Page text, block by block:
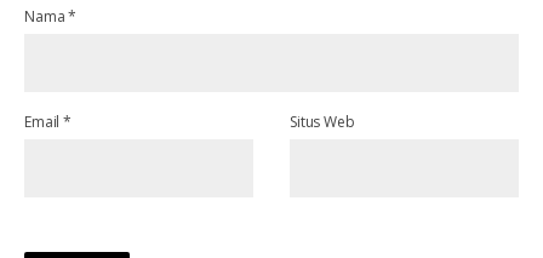
Nama*
Email* Situs Web